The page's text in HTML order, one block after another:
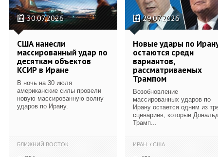
30.07.2026
США нанесли
массированный удар по
десяткам объектов
КСИР в Иране
В ночь на 30 июля
американские силы провели
новую массированную волну
ударов по Ирану.
БЛИЖНИЙ ВОСТОК
29.07.2026
Новые удары по
остаются среди
вариантов,
рассматриваемых
Трампом
Возобновление
массированных ударов по
Ирану остается одним из
сценариев, которые
Трамп...
ИРАН США